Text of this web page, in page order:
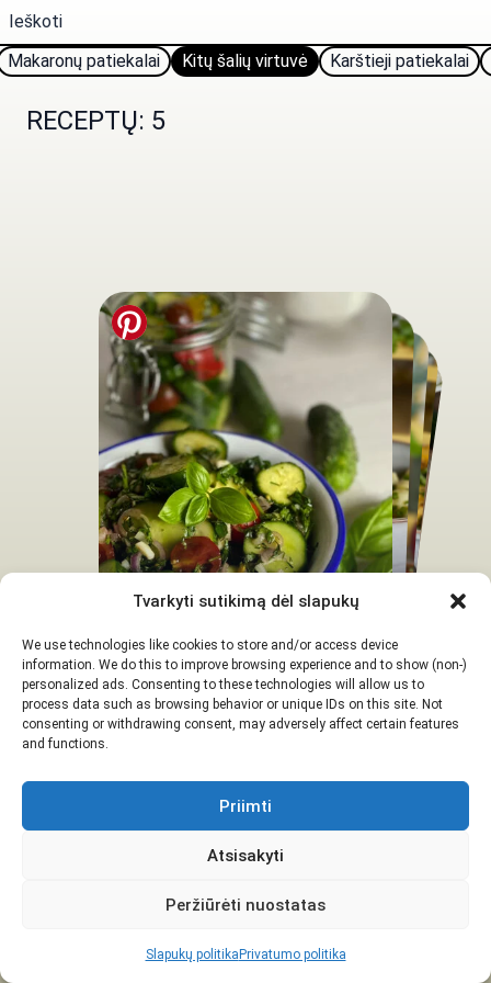
Tvarkyti sutikimą dėl slapukų
We use technologies like cookies to store and/or access device
information. We do this to improve browsing experience and to show (non-)
personalized ads. Consenting to these technologies will allow us to
process data such as browsing behavior or unique IDs on this site. Not
consenting or withdrawing consent, may adversely affect certain features
and functions.
Priimti
Atsisakyti
Peržiūrėti nuostatas
Slapukų politika Privatumo politika
Makaronų patiekalai Kitų šalių virtuvė Karštieji patiekalai
RECEPTŲ: 5
Marinuotos agurkų ir
pomidorų salotos
5 min
Gnocchi grietinėlės
padaže su šonine ir
15 min
Kiaulienos nugarinės
kepsniai
45 min
Havajų kotletai
Nam
iniai kebabai su vištiena
45 min